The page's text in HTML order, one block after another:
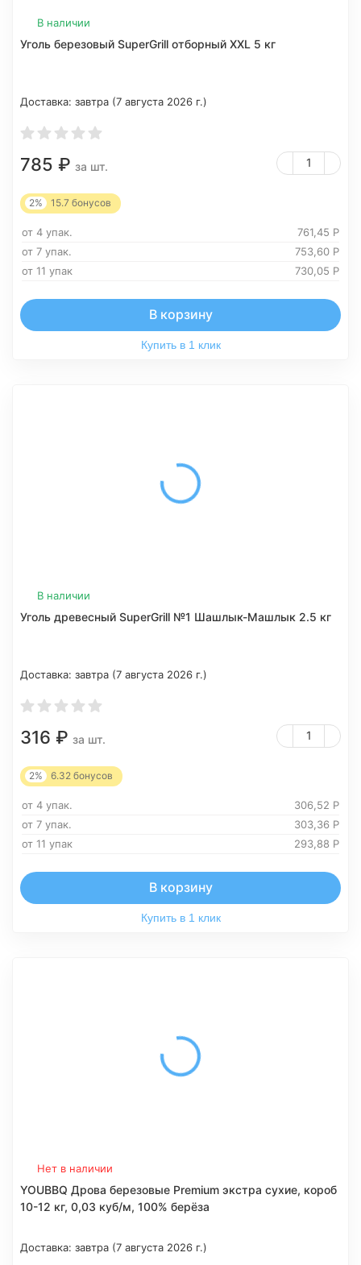
В наличии
Уголь березовый SuperGrill отборный ХXL 5 кг
Доставка: завтра (7 августа 2026 г.)
785 ₽ за шт.
2% 15.7 бонусов
от 4 упак. 761,45 Р
от 7 упак.
753,60 Р
от 11 упак
730,05 Р
В корзину
Купить в 1 клик
В наличии
Уголь древесный SuperGrill №1 Шашлык-Машлык 2.5 кг
Доставка: завтра (7 августа 2026 г.)
316 ₽ за шт.
2% 6.32 бонусов
от 4 упак. 306,52 Р
от 7 упак.
303,36 Р
от 11 упак
293,88 Р
В корзину
Купить в 1 клик
Нет в наличии
YOUBBQ Дрова березовые Premium экстра сухие, короб
10-12 кг, 0,03 куб/м, 100% берёза
Доставка: завтра (7 августа 2026 г.)